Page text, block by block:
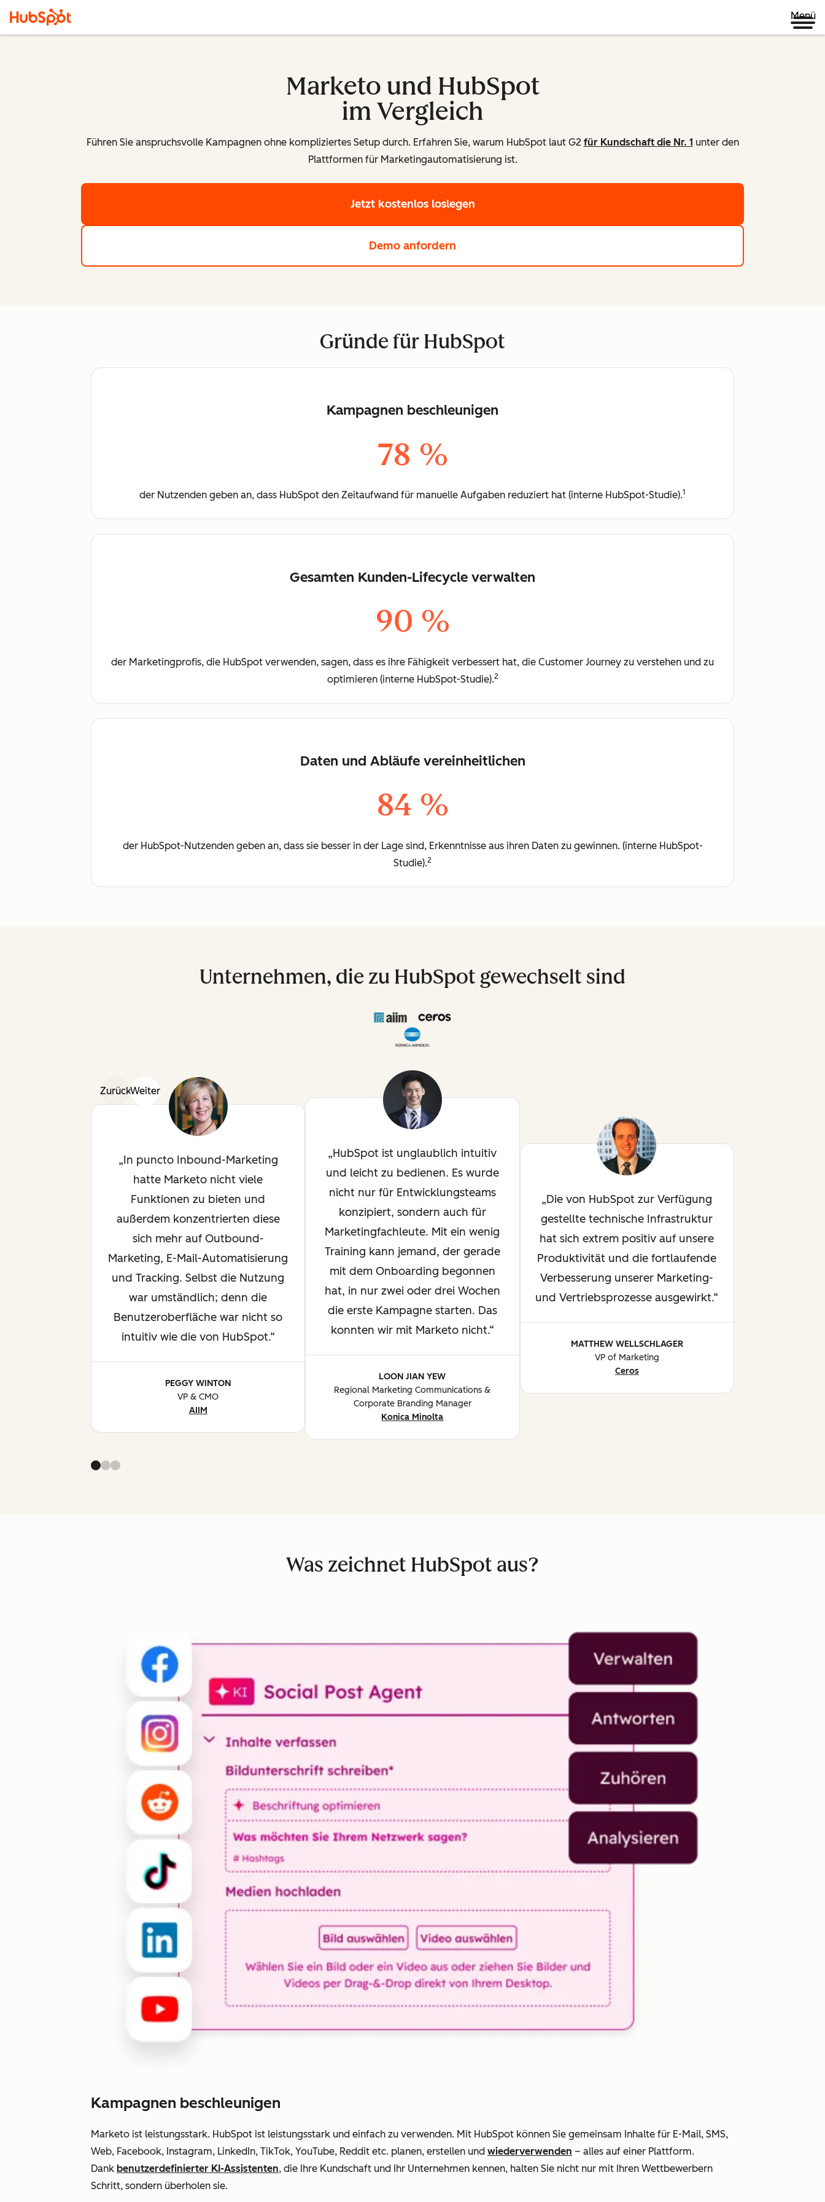
Menü
Marketo und HubSpot
im Vergleich
Führen Sie anspruchsvolle Kampagnen ohne kompliziertes Setup durch. Erfahren Sie, warum HubSpot laut G2 für Kundschaft die Nr. 1 unter den
Plattformen für Marketingautomatisierung ist.
Jetzt kostenlos loslegen
Demo anfordern
Gründe für HubSpot
Kampagnen beschleunigen
78 %
der Nutzenden geben an, dass HubSpot den Zeitaufwand für manuelle Aufgaben reduziert hat (interne HubSpot-Studie).1
Gesamten Kunden-Lifecycle verwalten
90 %
der Marketingprofis, die HubSpot verwenden, sagen, dass es ihre Fähigkeit verbessert hat, die Customer Journey zu verstehen und zu
optimieren (interne HubSpot-Studie).2
Daten und Abläufe vereinheitlichen
84 %
der HubSpot-Nutzenden geben an, dass sie besser in der Lage sind, Erkenntnisse aus ihren Daten zu gewinnen. (interne HubSpot-
Studie).2
Unternehmen, die zu HubSpot gewechselt sind
ZurückWeiter
In puncto Inbound-Marketing
hatte Marketo nicht viele
Funktionen zu bieten und
außerdem konzentrierten diese
sich mehr auf Outbound-
Marketing, E-Mail-Automatisierung
und Tracking. Selbst die Nutzung
war umständlich; denn die
Benutzeroberfläche war nicht so
intuitiv wie die von HubSpot.
PEGGY WINTON
VP & CMO
AIIM
HubSpot ist unglaublich intuitiv
und leicht zu bedienen. Es wurde
nicht nur für Entwicklungsteams
konzipiert, sondern auch für
Marketingfachleute. Mit ein wenig
Training kann jemand, der gerade
mit dem Onboarding begonnen
hat, in nur zwei oder drei Wochen
die erste Kampagne starten. Das
konnten wir mit Marketo nicht.
LOON JIAN YEW
Regional Marketing Communications &
Corporate Branding Manager
Konica Minolta
Die von HubSpot zur Verfügung
gestellte technische Infrastruktur
hat sich extrem positiv auf unsere
Produktivität und die fortlaufende
Verbesserung unserer Marketing-
und Vertriebsprozesse ausgewirkt.
MATTHEW WELLSCHLAGER
VP of Marketing
Ceros
Was zeichnet HubSpot aus?
Kampagnen beschleunigen
Marketo ist leistungsstark. HubSpot ist leistungsstark und einfach zu verwenden. Mit HubSpot können Sie gemeinsam Inhalte für E-Mail, SMS,
Web, Facebook, Instagram, LinkedIn, TikTok, YouTube, Reddit etc. planen, erstellen und wiederverwenden – alles auf einer Plattform.
Dank benutzerdefinierter KI-Assistenten, die Ihre Kundschaft und Ihr Unternehmen kennen, halten Sie nicht nur mit Ihren Wettbewerbern
Schritt, sondern überholen sie.